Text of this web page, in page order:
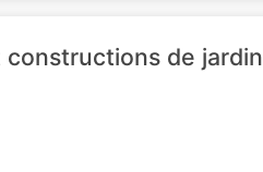
constructions de jardin